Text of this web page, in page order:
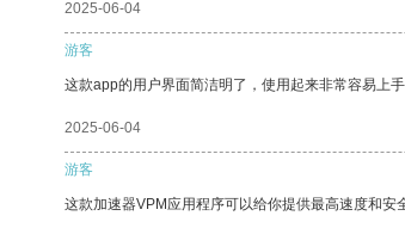
2025-06-04
游客
这款app的用户界面简洁明了，使用起来非常容易上
2025-06-04
游客
这款加速器VPM应用程序可以给你提供最高速度和安